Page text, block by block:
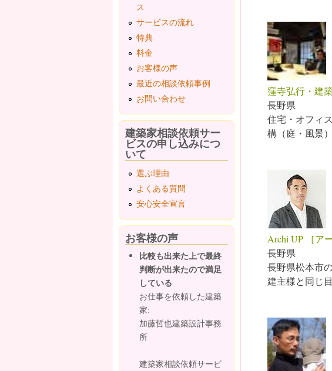
窪寺弘行・建
長野県
住宅・オフィ
構（庭・風景
Archi UP ［ア
長野県
長野県松本市
建主様と同じ
ス
サービスの流れ
特典
料金
お客様の声
最近の相談依頼事例
お問い合わせ
建築家相談依頼サー
ビスの申し込みにつ
いて
選ぶ理由
よくある質問
安心安全宣言
お客様の声
比較も出来た上で最終
判断が出来たので満足
している
お仕事を依頼した建築
家:
加藤哲也建築設計事務
所
建築家相談依頼サービ